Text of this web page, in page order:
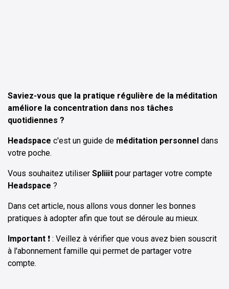
Saviez-vous que la pratique régulière de la méditation
améliore la concentration dans nos tâches
quotidiennes ?
Headspace c'est un guide de méditation personnel dans
votre poche.
Vous souhaitez utiliser Spliiit pour partager votre compte
Headspace ?
Dans cet article, nous allons vous donner les bonnes
pratiques à adopter afin que tout se déroule au mieux.
Important ❗ : Veillez à vérifier que vous avez bien souscrit
à l'abonnement famille qui permet de partager votre
compte.